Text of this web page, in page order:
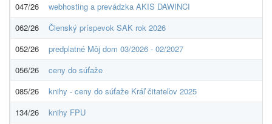
047/26
webhosting a prevádzka AKIS DAWINCI
062/26
Členský príspevok SAK rok 2026
052/26
predplatné Môj dom 03/2026 - 02/2027
056/26
ceny do súťaže
085/26
knihy - ceny do súťaže Kráľ čitateľov 2025
134/26
knihy FPU